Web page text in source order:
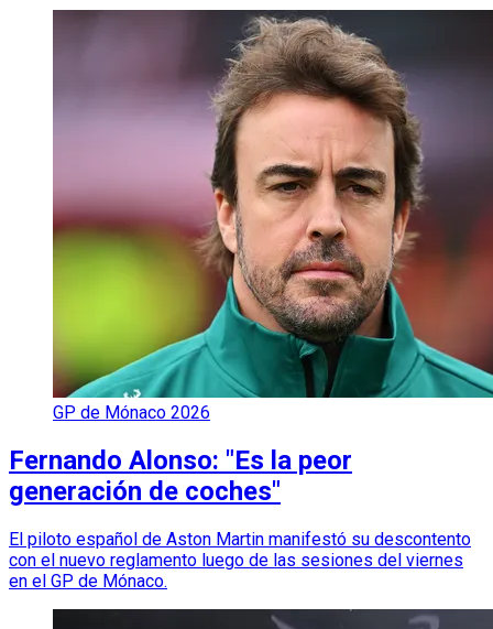
GP de Mónaco 2026
Fernando Alonso: "Es la peor
generación de coches"
El piloto español de Aston Martin manifestó su descontento
con el nuevo reglamento luego de las sesiones del viernes
en el GP de Mónaco.